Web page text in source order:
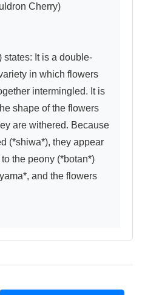
Cherry)
states: It is a double-
in which flowers
intermingled. It is
shape of the flowers
are withered. Because
(*shiwa*), they appear
the peony (*botan*)
and the flowers